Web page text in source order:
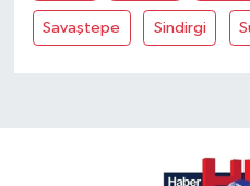
Savaştepe Sindirgi